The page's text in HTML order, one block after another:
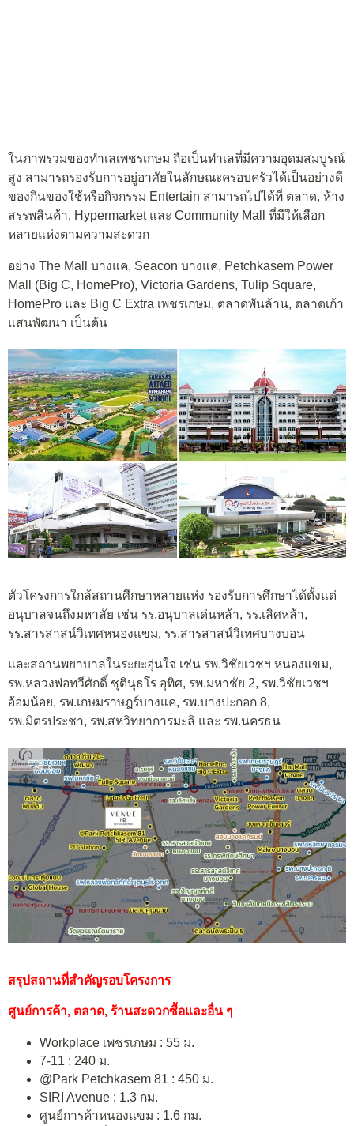
ในภาพรวมของทำเลเพชรเกษม ถือเป็นทำเลที่มีความอุดมสมบูรณ์
สูง สามารถรองรับการอยู่อาศัยในลักษณะครอบครัวได้เป็นอย่างดี
ของกินของใช้หรือกิจกรรม Entertain สามารถไปได้ที่ ตลาด, ห้าง
สรรพสินค้า, Hypermarket และ Community Mall ที่มีให้เลือก
หลายแห่งตามความสะดวก
อย่าง The Mall บางแค, Seacon บางแค, Petchkasem Power
Mall (Big C, HomePro), Victoria Gardens, Tulip Square,
HomePro และ Big C Extra เพชรเกษม, ตลาดพันล้าน, ตลาดเก้า
แสนพัฒนา เป็นต้น
ตัวโครงการใกล้สถานศึกษาหลายแห่ง รองรับการศึกษาได้ตั้งแต่
อนุบาลจนถึงมหาลัย เช่น รร.อนุบาลเด่นหล้า, รร.เลิศหล้า,
รร.สารสาสน์วิเทศหนองแขม, รร.สารสาสน์วิเทศบางบอน
และสถานพยาบาลในระยะอุ่นใจ เช่น รพ.วิชัยเวชฯ หนองแขม,
รพ.หลวงพ่อทวีศักดิ์ ชุตินุธโร อุทิศ, รพ.มหาชัย 2, รพ.วิชัยเวชฯ
อ้อมน้อย, รพ.เกษมราษฎร์บางแค, รพ.บางปะกอก 8,
รพ.มิตรประชา, รพ.สหวิทยาการมะลิ และ รพ.นครธน
สรุปสถานที่สำคัญรอบโครงการ
ศูนย์การค้า, ตลาด, ร้านสะดวกซื้อและอื่น ๆ
Workplace เพชรเกษม : 55 ม.
7-11 : 240 ม.
@Park Petchkasem 81 : 450 ม.
SIRI Avenue : 1.3 กม.
ศูนย์การค้าหนองแขม : 1.6 กม.